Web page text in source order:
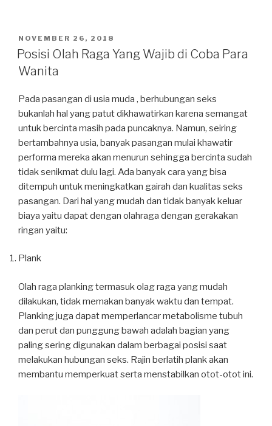
POSTED
ON
NOVEMBER 26, 2018
Posisi Olah Raga Yang Wajib di Coba Para
Wanita
Pada pasangan di usia muda , berhubungan seks
bukanlah hal yang patut dikhawatirkan karena semangat
untuk bercinta masih pada puncaknya. Namun, seiring
bertambahnya usia, banyak pasangan mulai khawatir
performa mereka akan menurun sehingga bercinta sudah
tidak senikmat dulu lagi. Ada banyak cara yang bisa
ditempuh untuk meningkatkan gairah dan kualitas seks
pasangan. Dari hal yang mudah dan tidak banyak keluar
biaya yaitu dapat dengan olahraga dengan gerakakan
ringan yaitu:
Plank
Olah raga planking termasuk olag raga yang mudah
dilakukan, tidak memakan banyak waktu dan tempat.
Planking juga dapat memperlancar metabolisme tubuh
dan perut dan punggung bawah adalah bagian yang
paling sering digunakan dalam berbagai posisi saat
melakukan hubungan seks. Rajin berlatih plank akan
membantu memperkuat serta menstabilkan otot-otot ini.